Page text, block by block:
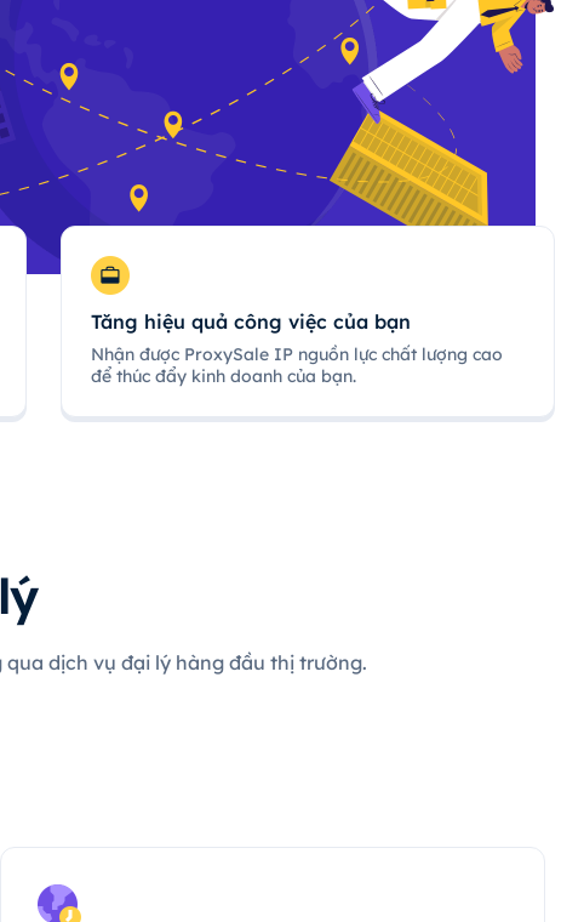
Tăng hiệu quả công việc của bạn
Nhận được ProxySale IP nguồn lực chất lượng cao
để thúc đẩy kinh doanh của bạn.
dịch vụ đại lý hàng đầu thị trường.